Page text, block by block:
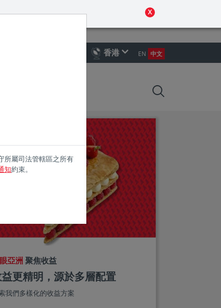
EN 中文
香港
X
亞洲 聚焦收益
更精明，源於多層配置
我們多樣化的收益方案
所屬司法管轄區之所有
知約束。
YesNo